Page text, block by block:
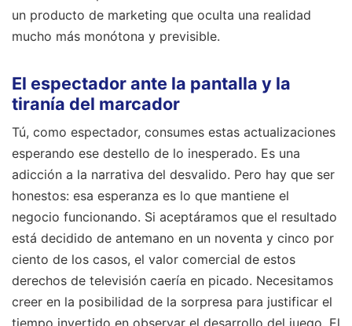
un producto de marketing que oculta una realidad
mucho más monótona y previsible.
El espectador ante la pantalla y la
tiranía del marcador
Tú, como espectador, consumes estas actualizaciones
esperando ese destello de lo inesperado. Es una
adicción a la narrativa del desvalido. Pero hay que ser
honestos: esa esperanza es lo que mantiene el
negocio funcionando. Si aceptáramos que el resultado
está decidido de antemano en un noventa y cinco por
ciento de los casos, el valor comercial de estos
derechos de televisión caería en picado. Necesitamos
creer en la posibilidad de la sorpresa para justificar el